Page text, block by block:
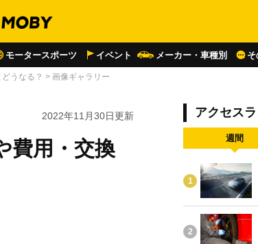
モータースポーツ イベント メーカー・車種別 そ
うなる？ > 画像ギャラリー
2022年11月30日更新
費用・交換
アクセス
週間
1
2